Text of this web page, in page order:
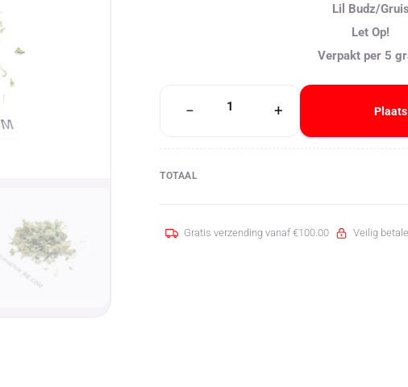
Lil Budz/Gruis
Let Op!
Verpakt per 5
Budz/Gruis
− +
TOTAAL
Gratis verzending vanaf€100.00 Veilig